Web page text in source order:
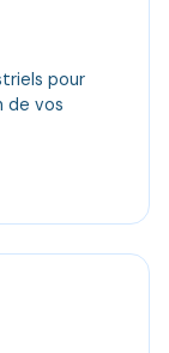
pour
de vos